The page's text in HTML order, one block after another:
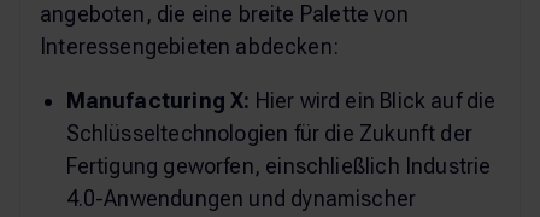
angeboten, die eine breite Palette von
Interessengebieten abdecken:
Manufacturing X: Hier wird ein Blick auf die
Schlüsseltechnologien für die Zukunft der
Fertigung geworfen, einschließlich Industrie
4.0-Anwendungen und dynamischer